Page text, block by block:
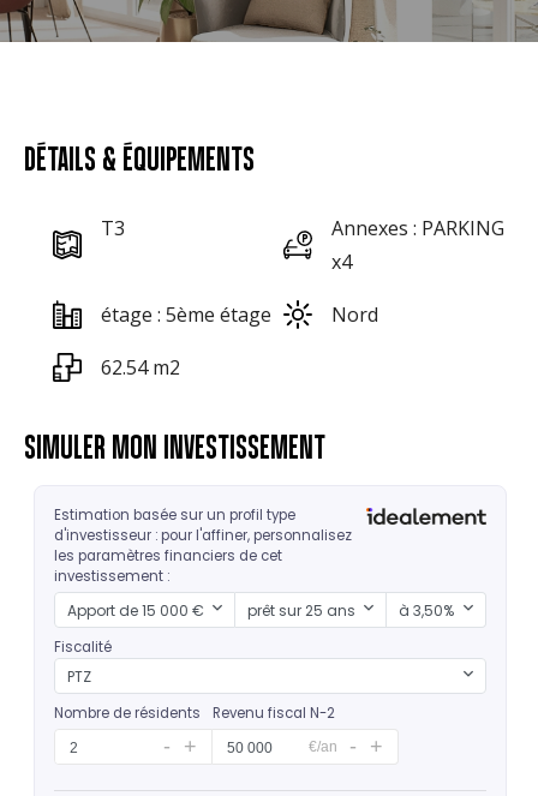
DÉTAILS & ÉQUIPEMENTS
T3
Annexes : PARKING
x4
étage : 5ème étage
Nord
62.54 m2
SIMULER MON INVESTISSEMENT